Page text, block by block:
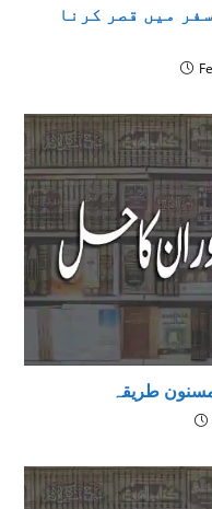
میں قصر کرنا
طریقہ